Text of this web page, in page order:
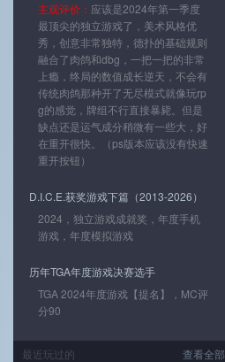
主观评价： 应该是2024年第一季度
最顶尖的独立游戏了，美术风格优
秀，创意非常独特，德扑的基础规则
融合了肉鸽和dbg，一把一把的非常
上瘾，终局的数值成长逆天，不会有
传统肉鸽那种开了无尽模式就像玩rp
g的感觉，牌组不行直接暴毙。但是
缺点还是运气成分稍微有一些大，好
在重开很快。（ps版本应该没有快速
重开按钮）
D.I.C.E.获奖游戏下篇（2013-2026）
2024，独立游戏成就奖，年度手机
游戏，年度模拟游戏
历年TGA年度游戏决赛选手
TGA 2024年度游戏【提名】，MC评
分90
查看全部
最近玩过的